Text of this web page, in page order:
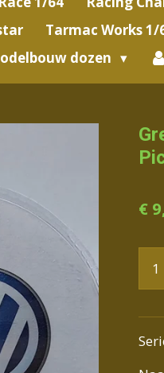
Tarmac Works 1/
dozen
€